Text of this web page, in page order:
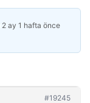
2 ay 1 hafta önce
#19245